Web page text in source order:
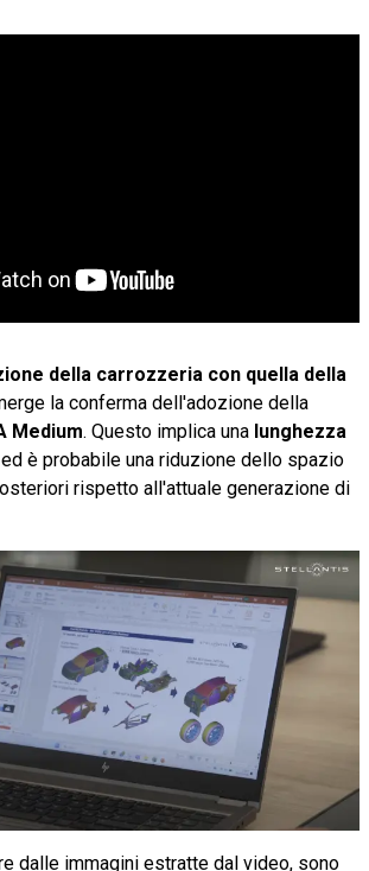
della carrozzeria con quella della
la conferma dell'adozione della
Medium. Questo implica una lunghezza
ed è probabile una riduzione dello spazio
rispetto all'attuale generazione di
dalle immagini estratte dal video, sono